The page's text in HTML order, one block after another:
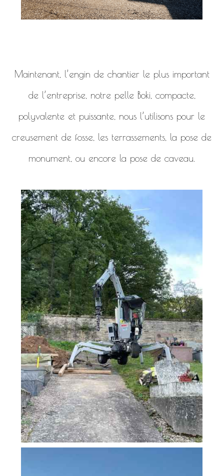
Maintenant, l’engin de chantier le plus important
de l’entreprise, notre pelle Boki, compacte,
polyvalente et puissante, nous l’utilisons pour le
creusement de fosse, les terrassements, la pose de
monument, ou encore la pose de caveau.